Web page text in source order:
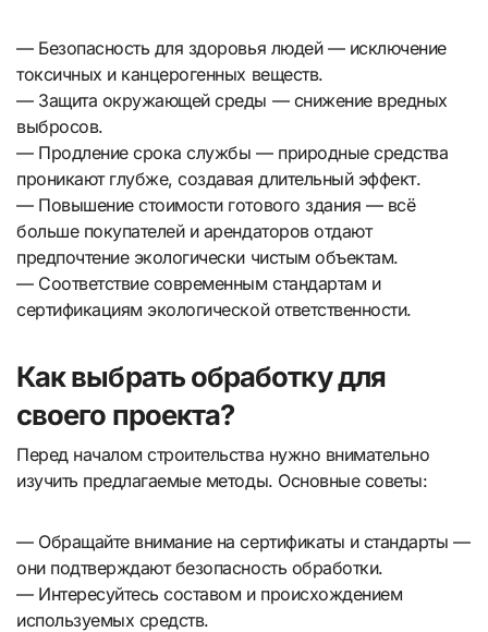
— Безопасность для здоровья людей — исключение
токсичных и канцерогенных веществ.
— Защита окружающей среды — снижение вредных
выбросов.
— Продление срока службы — природные средства
проникают глубже, создавая длительный эффект.
— Повышение стоимости готового здания — всё
больше покупателей и арендаторов отдают
предпочтение экологически чистым объектам.
— Соответствие современным стандартам и
сертификациям экологической ответственности.
Как выбрать обработку для
своего проекта?
Перед началом строительства нужно внимательно
изучить предлагаемые методы. Основные советы:
— Обращайте внимание на сертификаты и стандарты —
они подтверждают безопасность обработки.
— Интересуйтесь составом и происхождением
используемых средств.